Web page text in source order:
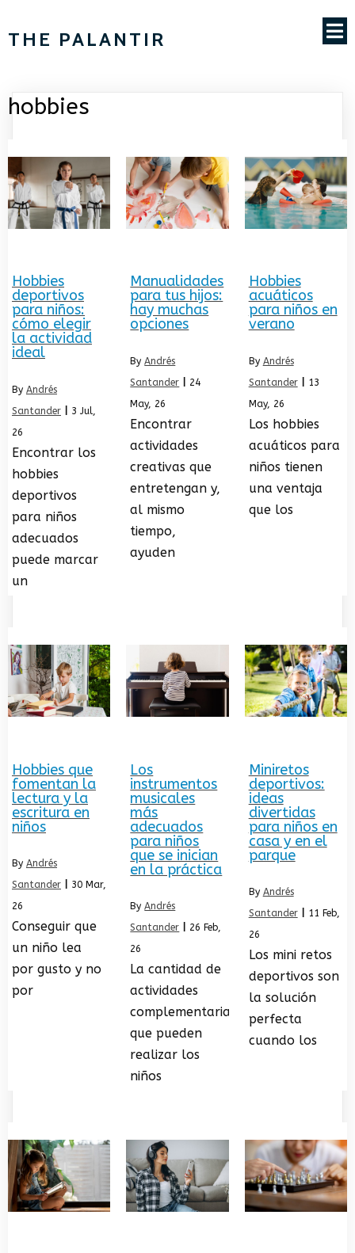
THE PALANTIR
hobbies
Hobbies
deportivos
para niños:
cómo elegir
la actividad
ideal
By Andrés
Santander
3 Jul,
26
Encontrar los
hobbies
deportivos
para niños
adecuados
puede marcar
un
Manualidades
para tus hijos:
hay muchas
opciones
ByAndrés
Santander
24
May, 26
Encontrar
actividades
creativas que
entretengan y,
al mismo
tiempo,
ayuden
Hobbies
acuáticos
para niños en
verano
By Andrés
Santander
13
May, 26
Los hobbies
acuáticos para
niños tienen
una ventaja
que los
Hobbies que
fomentan la
lectura y la
escritura en
niños
By Andrés
Santander
30 Mar,
26
Conseguir que
un niño lea
por gusto y no
por
Los
instrumentos
musicales
más
adecuados
para niños
que se inician
en la práctica
ByAndrés
Santander
26 Feb,
26
La cantidad de
actividades
complementarias
que pueden
realizar los
niños
Miniretos
deportivos:
ideas
divertidas
para niños en
casa y en el
parque
By Andrés
Santander
11 Feb,
26
Los mini retos
deportivos son
la solución
perfecta
cuando los